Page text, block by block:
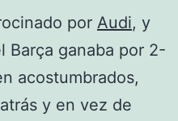
por Audi, y
Barça ganaba por 2-
acostumbrados,
y en vez de